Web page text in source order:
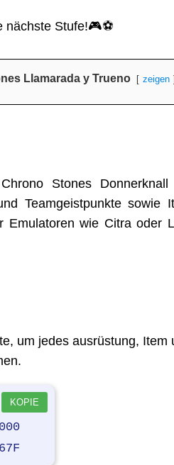
nächste Stufe!🎮⚽
Llamarada y Trueno zeigen
Stones Donnerknall
Teamgeistpunkte sowie
Emulatoren wie Citra oder
um jedes ausrüstung, Item
KOPIE